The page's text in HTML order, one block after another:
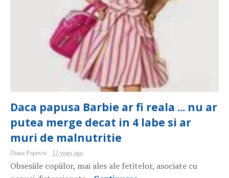
Daca papusa Barbie ar fi reala ... nu ar
putea merge decat in 4 labe si ar
muri de malnutritie
Diana Popescu 12 years ago
Obsesiile copiilor, mai ales ale fetitelor, asociate cu